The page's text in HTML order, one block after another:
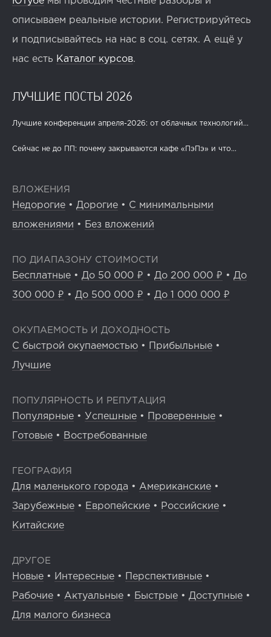
описываем реальные истории. Регистрируйтесь
и подписывайтесь на нас в соц. сетях. А ещё у
нас есть Каталог курсов.
ЛУЧШИЕ ПОСТЫ 2026
Лучшие конференции апреля-2026: от облачных технологий...
Сейчас не до ПП: почему закрываются кафе «ПэПэ» и что...
ВЛОЖЕНИЯ
Недорогие • Дорогие • С минимальными
вложениями • Без вложений
ПО ДИАПАЗОНУ СТОИМОСТИ
Бесплатные • До 50 000 ₽ • До 200 000 ₽ • До
300 000 ₽ • До 500 000 ₽ • До 1 000 000 ₽
ОКУПАЕМОСТЬ И ДОХОДНОСТЬ
С быстрой окупаемостью • Прибыльные •
Лучшие
ПОПУЛЯРНОСТЬ И РЕПУТАЦИЯ
Популярные • Успешные • Проверенные •
Готовые • Востребованные
ГЕОГРАФИЯ
Для маленького города • Американские •
Зарубежные • Европейские • Российские •
Китайские
ДРУГОЕ
Новые • Интересные • Перспективные •
Рабочие • Актуальные • Быстрые • Доступные •
Для малого бизнеса